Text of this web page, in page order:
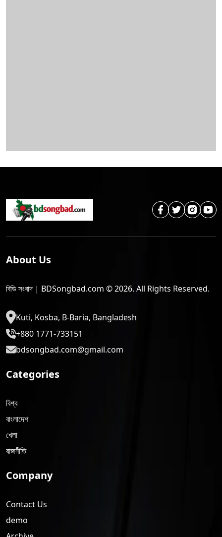
About Us
বিডি সংবাদ | BDSongbad.com © 2026. All Rights Reserved.
Kuti, Kosba, B-Baria, Bangladesh
+880 1771-733151
bdsongbad.com@gmail.com
Categories
বিশ্ব
বাংলাদেশ
খেলা
রাজনীতি
Company
Contact Us
demo